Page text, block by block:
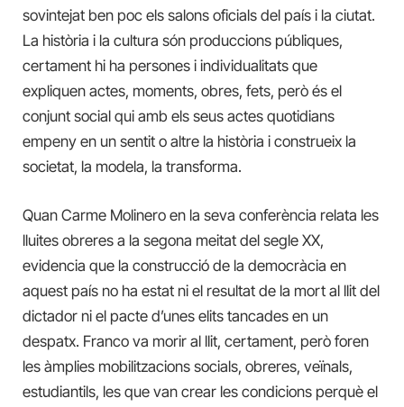
sovintejat ben poc els salons oficials del país i la ciutat.
La història i la cultura són produccions públiques,
certament hi ha persones i individualitats que
expliquen actes, moments, obres, fets, però és el
conjunt social qui amb els seus actes quotidians
empeny en un sentit o altre la història i construeix la
societat, la modela, la transforma.
Quan Carme Molinero en la seva conferència relata les
lluites obreres a la segona meitat del segle XX,
evidencia que la construcció de la democràcia en
aquest país no ha estat ni el resultat de la mort al llit del
dictador ni el pacte d’unes elits tancades en un
despatx. Franco va morir al llit, certament, però foren
les àmplies mobilitzacions socials, obreres, veïnals,
estudiantils, les que van crear les condicions perquè el